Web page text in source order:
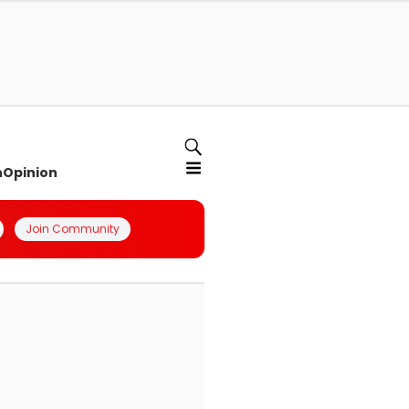
Opinion
Join Community